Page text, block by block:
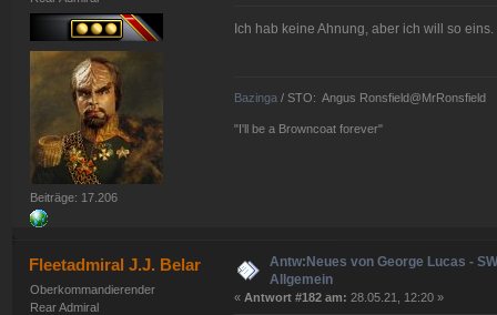
Beiträge: 17.206
Ich hab keine Ahnung, aber ich will so eins.
Bazinga/ STO: Angus Ronsfield@MrRonsfield
"I'll be a Browncoat forever"
Fleetadmiral J.J. Belar
Oberkommandierender
Rear Admiral
Antw:Neues von George Lucas -
Allgemein
« Antwort #182 am: 28.05.21, 12:20 »